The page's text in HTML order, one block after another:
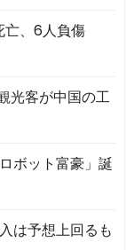
、6人負傷
光客が中国の工
ボット富豪」誕
は予想上回るも